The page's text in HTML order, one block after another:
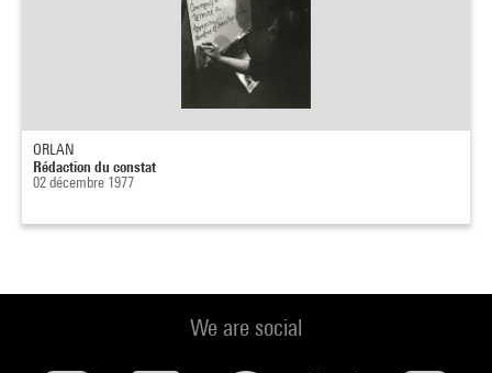
ORLAN
Rédaction du constat
02 décembre 1977
We are social